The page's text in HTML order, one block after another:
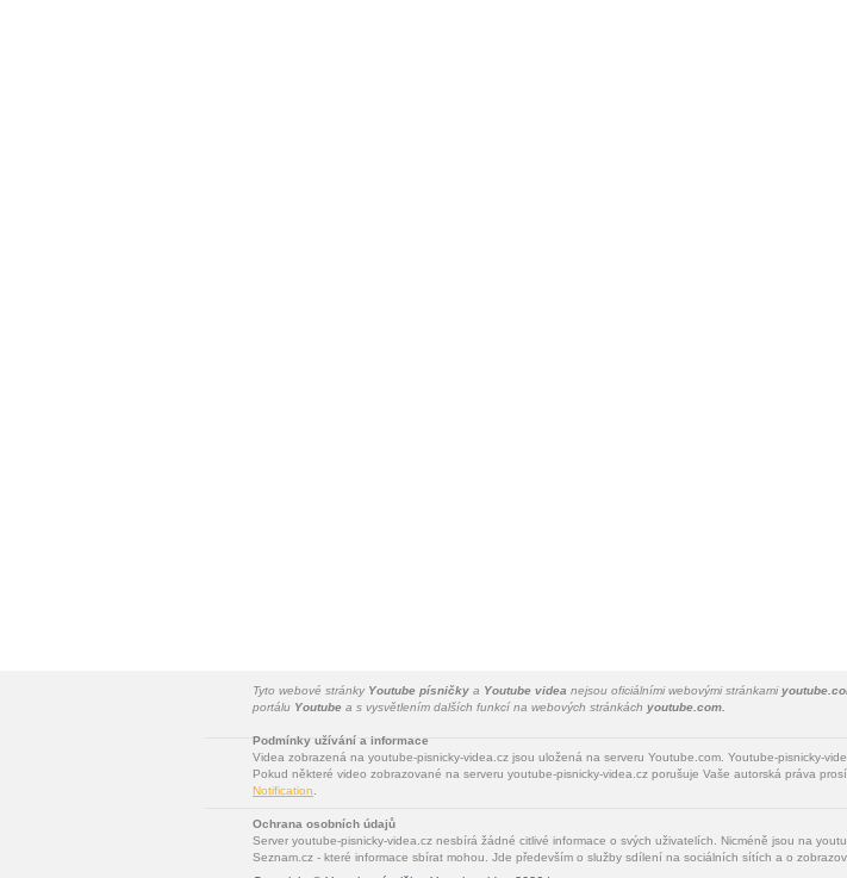
Tyto webové stránky Youtube písničky a Youtube videa nejsou oficiálními webovými stránkami
portálu Youtube a s vysvětlením dalších funkcí na webových stránkách youtube.com.
Podmínky užívání a informace
Videa zobrazená na youtube-pisnicky-videa.cz jsou uložená na serveru Youtube.com. Youtube-pisnicky-
Pokud některé video zobrazované na serveru youtube-pisnicky-videa.cz porušuje Vaše autorská práva
Notification
Ochrana osobních údajů
Server youtube-pisnicky-videa.cz nesbírá žádné citlivé informace o svých uživatelích. Nicméně jsou na
Seznam.cz - které informace sbírat mohou. Jde především o služby sdílení na sociálních sítích a o